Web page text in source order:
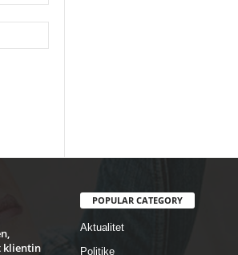
klientin
POPULAR CATEGORY
Aktualitet
Politike